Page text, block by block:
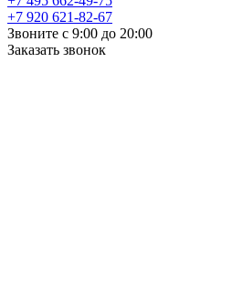
+7 920 621-82-67
Звоните с 9:00 до 20:00
Заказать звонок